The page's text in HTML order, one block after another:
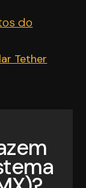
do
Tether